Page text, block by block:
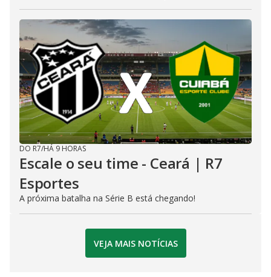
DO R7/HÁ 9 HORAS
Escale o seu time - Ceará | R7
Esportes
A próxima batalha na Série B está chegando!
VEJA MAIS NOTÍCIAS